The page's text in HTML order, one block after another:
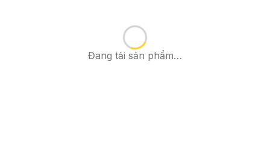
Đang tải sản phẩm…